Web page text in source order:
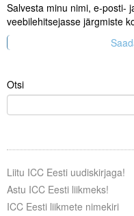
Salvesta minu nimi, e-posti-
veebilehitsejasse järgmiste
Otsi
Liitu ICC Eesti uudiskirjaga!
Astu ICC Eesti liikmeks!
ICC Eesti liikmete nimekiri